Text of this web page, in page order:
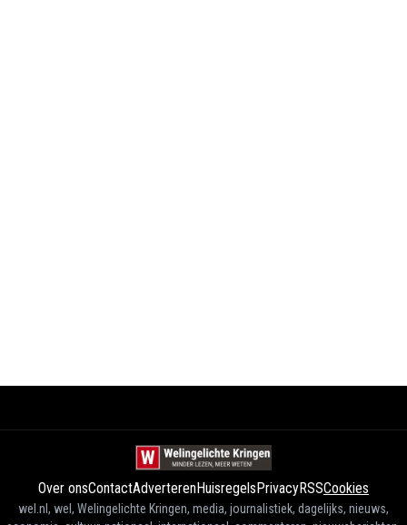
Over onsContactAdverterenHuisregelsPrivacyRSSCookies
wel.nl, wel, Welingelichte Kringen, media, journalistiek, dagelijks, nieuws,